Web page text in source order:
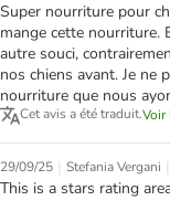
Super nourriture pour
mange cette nourriture.
autre souci,
nos chiens avant. Je ne
nourriture que nous
Cet avis a été traduit.Voir
29/09/25 | Stefania Vergani |
This is a stars rating